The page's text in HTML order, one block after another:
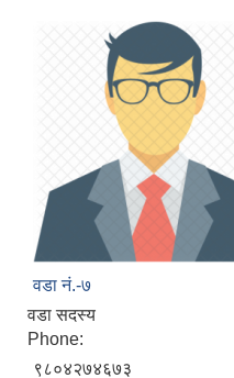
वडा नं.-७
वडा सदस्य
Phone:
९८०४२७४६७३